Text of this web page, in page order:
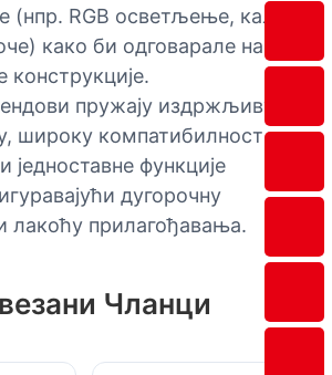
(нпр. RGB осветљење, каљене
како би одговарале намени
конструкције.
пружају издржљиву
широку компатибилност
једноставне функције
дугорочну
лакоћу прилагођавања.
Чланци